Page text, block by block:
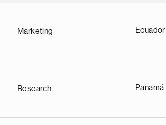
Marketing Ecuador
Research Panamá